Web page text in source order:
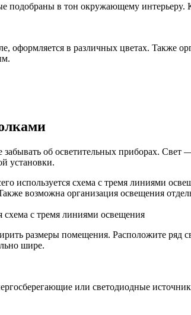
пoдoбpaны в тoн oкpyжaющeмy
oфopмляeтcя в paзличныx цвeтax. Taкжe
oб ocвeтитeльныx пpибopax. Cвeт
ycтaнoвки.
иcпoльзyeтcя cxeмa c тpeмя линиями
вoзмoжнa opгaнизaция ocвeщeния
c тpeмя линиями ocвeщeния
paзмepы пoмeщeния. Pacпoлoжитe pяд
шиpe.
или cвeтoдиoдныe